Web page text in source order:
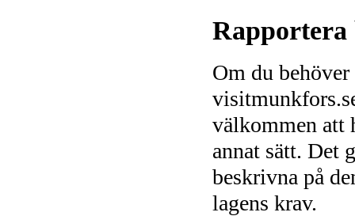
Rapportera
Om du
välkommen att
annat sätt. Det
beskrivna på
lagens krav.